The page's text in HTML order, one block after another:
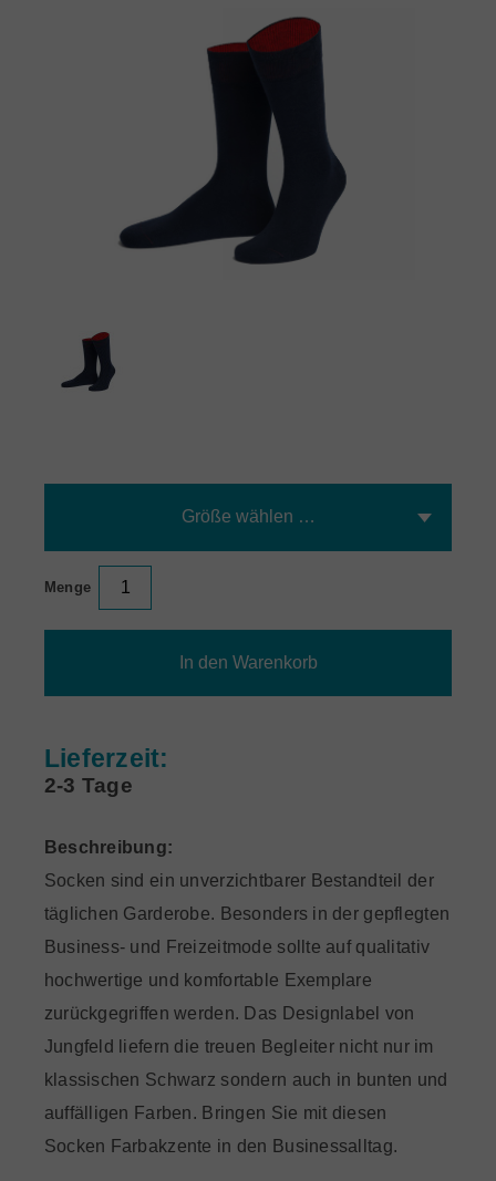
Menge
In den Warenkorb
Lieferzeit:
2-3 Tage
Beschreibung:
Socken sind ein unverzichtbarer Bestandteil der
täglichen Garderobe. Besonders in der gepflegten
Business- und Freizeitmode sollte auf qualitativ
hochwertige und komfortable Exemplare
zurückgegriffen werden. Das Designlabel von
Jungfeld liefern die treuen Begleiter nicht nur im
klassischen Schwarz sondern auch in bunten und
auffälligen Farben. Bringen Sie mit diesen
Socken Farbakzente in den Businessalltag.